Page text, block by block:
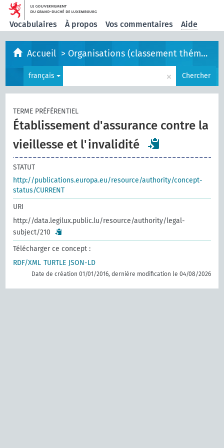
Vocabulaires À propos Vos commentaires Aide
Accueil > Organisations (classement thématique)
français × Chercher
TERME PRÉFÉRENTIEL
Établissement d'assurance contre la
vieillesse et l'invalidité
STATUT
http://publications.europa.eu/resource/authority/concept-
status/CURRENT
URI
http://data.legilux.public.lu/resource/authority/legal-
subject/210
Télécharger ce concept :
RDF/XML TURTLE JSON-LD
Date de création 01/01/2016, dernière modification le 04/08/2026